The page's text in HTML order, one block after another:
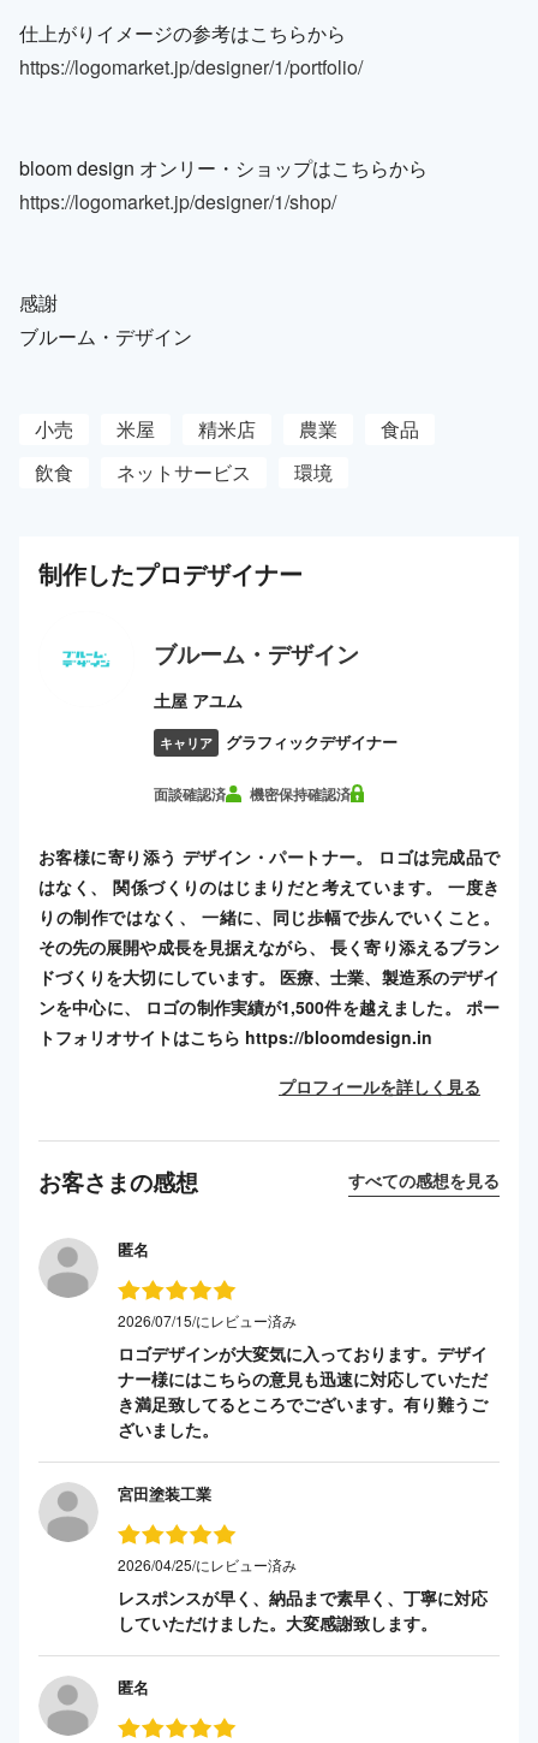
仕上がりイメージの参考はこちらから
https://logomarket.jp/designer/1/portfolio/
bloom design オンリー・ショップはこちらから
https://logomarket.jp/designer/1/shop/
感謝
ブルーム・デザイン
小売 米屋 精米店 農業
食品
飲食
ネットサービス 環境
制作したプロデザイナー
ブルーム・デザイン
土屋 アユム
キャリア グラフィックデザイナー
面談確認済 機密保持確認済
お客様に寄り添う デザイン・パートナー。 ロゴは完成品で
はなく、 関係づくりのはじまりだと考えています。 一度き
りの制作ではなく、 一緒に、同じ歩幅で歩んでいくこと。
その先の展開や成長を見据えながら、 長く寄り添えるブラン
ドづくりを大切にしています。 医療、士業、製造系のデザイ
ンを中心に、 ロゴの制作実績が1,500件を越えました。 ポー
トフォリオサイトはこちら https://bloomdesign.in
プロフィールを詳しく見る
お客さまの感想 すべての感想を見る
匿名
2026/07/15/にレビュー済み
ロゴデザインが大変気に入っております。デザイ
ナー様にはこちらの意見も迅速に対応していただ
き満足致してるところでございます。有り難うご
ざいました。
宮田塗装工業
2026/04/25/にレビュー済み
レスポンスが早く、納品まで素早く、丁寧に対応
していただけました。大変感謝致します。
匿名